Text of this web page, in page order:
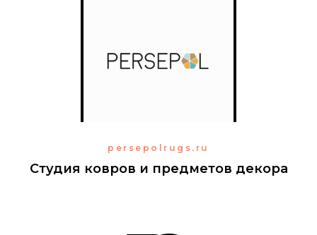
persepolrugs.ru
Студия ковров и предметов декора